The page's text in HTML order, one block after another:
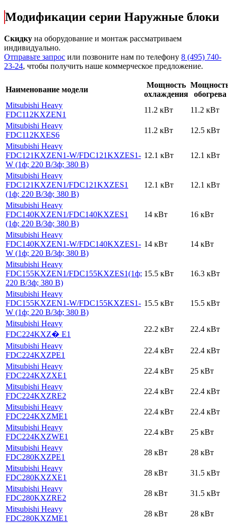
Модификации серии Наружные блоки
Скидку на оборудование и монтаж рассматриваем
индивидуально.
Отправьте запрос или позвоните нам по телефону 8 (495) 740-
23-24, чтобы получить наше коммерческое предложение.
Наименование модели
Мощность
охлаждения
обогрева
Mitsubishi Heavy
FDC112KXZEN1
11.2 кВт
11.2 кВт
Mitsubishi Heavy
FDC112KXES6
11.2 кВт
12.5 кВт
Mitsubishi Heavy
FDC121KXZEN1-W/FDC121KXZES1-
W (1ф; 220 В/3ф; 380 В)
12.1 кВт 12.1 кВт
Mitsubishi Heavy
FDC121KXZEN1/FDC121KXZES1
(1ф; 220 В/3ф; 380 В)
12.1 кВт 12.1 кВт
Mitsubishi Heavy
FDC140KXZEN1/FDC140KXZES1
(1ф; 220 В/3ф; 380 В)
14 кВт 16 кВт
Mitsubishi Heavy
FDC140KXZEN1-W/FDC140KXZES1-
W (1ф; 220 В/3ф; 380 В)
14 кВт 14 кВт
Mitsubishi Heavy
FDC155KXZEN1/FDC155KXZES1(1ф;
220 В/3ф; 380 В)
15.5 кВт 16.3 кВт
Mitsubishi Heavy
FDC155KXZEN1-W/FDC155KXZES1-
W (1ф; 220 В/3ф; 380 В)
15.5 кВт 15.5 кВт
Mitsubishi Heavy
FDC224KXZ� E1
22.2 кВт
22.4 кВт
Mitsubishi Heavy
FDC224KXZРE1
22.4 кВт
22.4 кВт
Mitsubishi Heavy
FDC224KXZXE1
22.4 кВт
25 кВт
Mitsubishi Heavy
FDC224KXZRE2
22.4 кВт
22.4 кВт
Mitsubishi Heavy
FDC224KXZME1
22.4 кВт
22.4 кВт
Mitsubishi Heavy
FDC224KXZWE1
22.4 кВт
25 кВт
Mitsubishi Heavy
FDC280KXZРE1
28 кВт
28 кВт
Mitsubishi Heavy
FDC280KXZXE1
28 кВт
31.5 кВт
Mitsubishi Heavy
FDC280KXZRE2
28 кВт
31.5 кВт
Mitsubishi Heavy
FDC280KXZME1
28 кВт 28 кВт